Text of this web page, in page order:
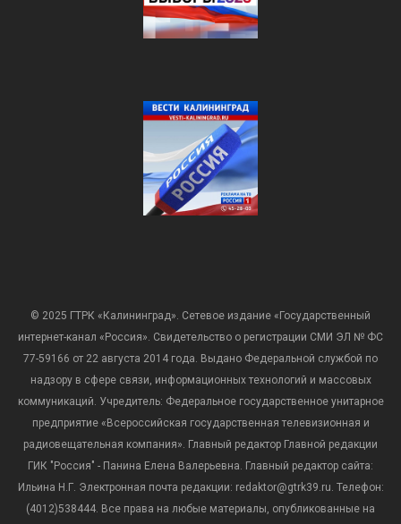
© 2025 ГТРК «Калининград». Сетевое издание «Государственный
интернет-канал «Россия». Свидетельство о регистрации СМИ ЭЛ № ФС
77-59166 от 22 августа 2014 года. Выдано Федеральной службой по
надзору в сфере связи, информационных технологий и массовых
коммуникаций. Учредитель: Федеральное государственное унитарное
предприятие «Всероссийская государственная телевизионная и
радиовещательная компания». Главный редактор Главной редакции
ГИК "Россия" - Панина Елена Валерьевна. Главный редактор сайта:
Ильина Н.Г. Электронная почта редакции: redaktor@gtrk39.ru. Телефон:
(4012)538444. Все права на любые материалы, опубликованные на